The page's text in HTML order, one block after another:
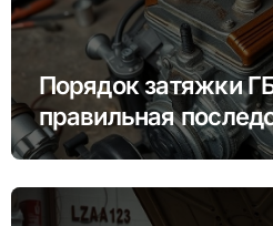
Порядок затяжки
правильная
моменты